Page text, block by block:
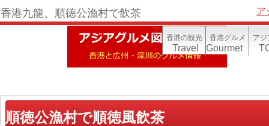
香港九龍、順徳公漁村で飲茶
アジア写真帳(香港)
ア
順徳公漁村で順徳風飲茶
香港の観光
Travel
香港グルメ
Gourmet
ア